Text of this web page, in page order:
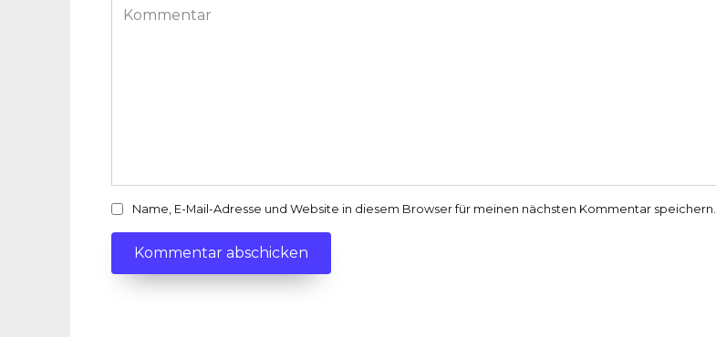
Kommentar
Name, E-Mail-Adresse und Website in diesem Browser für meinen nächsten Kommentar speichern.